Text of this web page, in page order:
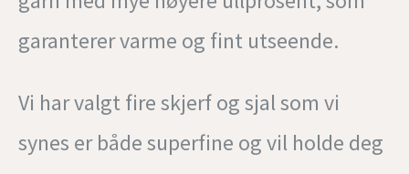
garanterer varme og fint utseende.
Vi har valgt fire skjerf og sjal som vi
synes er både superfine og vil holde deg